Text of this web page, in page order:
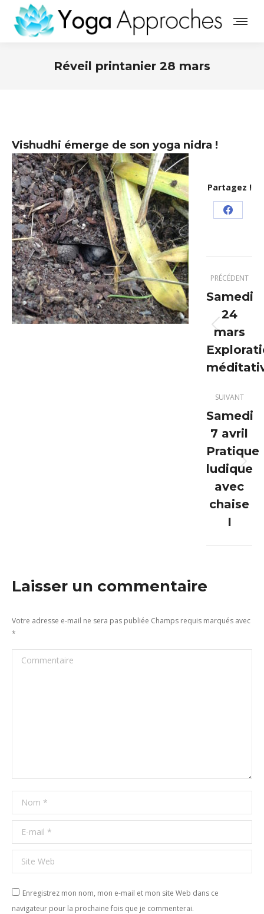
Réveil printanier 28 mars
Vishudhi émerge de son yoga nidra !
Partagez !
Navigation
article
PRÉCÉDENT
Article
Samedi
24
mars
SUIVANT
Article
suivant
Samedi
7 avril
Pratique
ludique
avec
chaise
I
Laisser un commentaire
Votre adresse e-mail ne sera pas publiée Champs requis marqués avec
*
Commentaire
Nom *
E-mail *
Site Web
Enregistrez mon nom, mon e-mail et mon site Web dans ce
navigateur pour la prochaine fois que je commenterai.